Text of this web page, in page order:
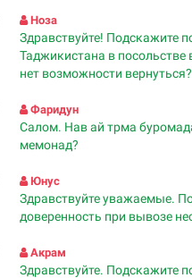
Ноза
Здравствуйте! Подскажите
Таджикистана в посольстве
нет возможности вернуться?
Фаридун
Салом. Нав ай трма
мемонад?
Юнус
Здравствуйте уважаемые.
доверенность при вывозе
Акрам
Здравствуйте. Подскажите